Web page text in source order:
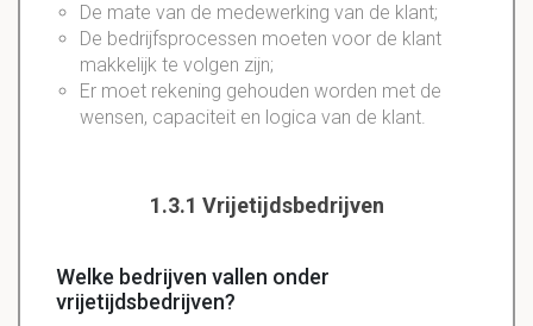
De mate van de medewerking van de klant;
De bedrijfsprocessen moeten voor de klant
makkelijk te volgen zijn;
Er moet rekening gehouden worden met de
wensen, capaciteit en logica van de klant.
1.3.1 Vrijetijdsbedrijven
Welke bedrijven vallen onder
vrijetijdsbedrijven?